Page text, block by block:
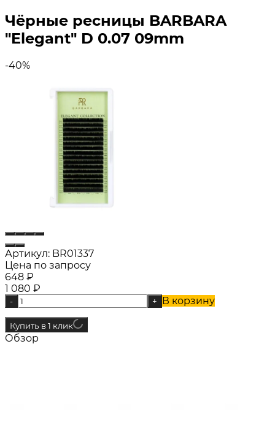
Чёрные ресницы BARBARA
"Elegant" D 0.07 09mm
-40%
Артикул: BR01337
Цена по запросу
648 ₽
1 080 ₽
- + В корзину
Купить в 1 клик
Обзор